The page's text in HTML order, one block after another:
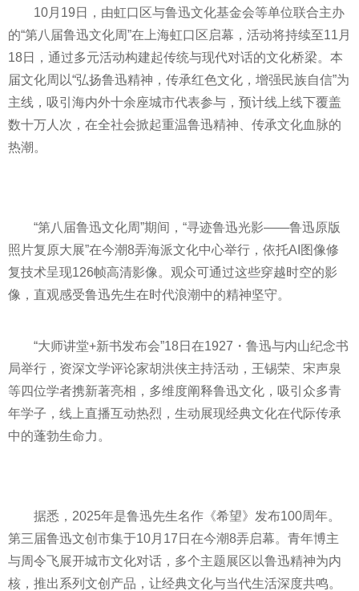
10月19日，由虹口区与鲁迅文化基金会等单位联合主办
的“第八届鲁迅文化周”在上海虹口区启幕，活动将持续至11月
18日，通过多元活动构建起传统与现代对话的文化桥梁。本
届文化周以“弘扬鲁迅精神，传承红色文化，增强民族自信”为
主线，吸引海内外十余座城市代表参与，预计线上线下覆盖
数十万人次，在全社会掀起重温鲁迅精神、传承文化血脉的
热潮。
“第八届鲁迅文化周”期间，“寻迹鲁迅光影——鲁迅原版
照片复原大展”在今潮8弄海派文化中心举行，依托AI图像修
复技术呈现126帧高清影像。观众可通过这些穿越时空的影
像，直观感受鲁迅先生在时代浪潮中的精神坚守。
“大师讲堂+新书发布会”18日在1927・鲁迅与内山纪念书
局举行，资深文学评论家胡洪侠主持活动，王锡荣、宋声泉
等四位学者携新著亮相，多维度阐释鲁迅文化，吸引众多青
年学子，线上直播互动热烈，生动展现经典文化在代际传承
中的蓬勃生命力。
据悉，2025年是鲁迅先生名作《希望》发布100周年。
第三届鲁迅文创市集于10月17日在今潮8弄启幕。青年博主
与周令飞展开城市文化对话，多个主题展区以鲁迅精神为内
核，推出系列文创产品，让经典文化与当代生活深度共鸣。